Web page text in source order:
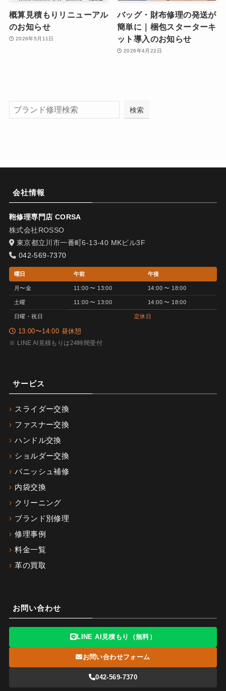
概算見積もりリニューアル
のお知らせ
2026年5月11日
バッグ・財布修理の発送が
簡単に｜梱包スターターキ
ット導入のお知らせ
2026年4月22日
検索
会社情報
鞄修理専門店 CORSA
株式会社ROSSO
東京都立川市一番町6-13-40 MKビル3F
042-569-7370
曜日 午前 午後
月〜金 11:00 〜 13:00 14:00 〜 18:00
土曜 11:00 〜 13:00 14:00 〜 18:00
日曜・祝日 定休日
13:00〜14:00 昼休憩
※ LINE AI見積もりは24時間受付
サービス
スライダー交換
ファスナー交換
ハンドル交換
ショルダー交換
バニッシュ補修
内袋交換
クリーニング
ブランド別修理
修理事例
料金一覧
革の買取
お問い合わせ
LINE AI見積もり（無料）
お問い合わせフォーム
042-569-7370